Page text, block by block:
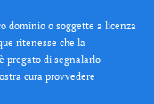
dominio o soggette a licenza
ritenesse che la
pregato di segnalarlo
cura provvedere